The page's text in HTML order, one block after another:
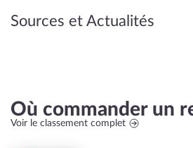
Sources et Actualités
Où commander un
Voir le classement complet